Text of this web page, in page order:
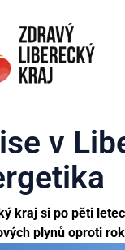
v
kraj si po pěti
plynů oproti